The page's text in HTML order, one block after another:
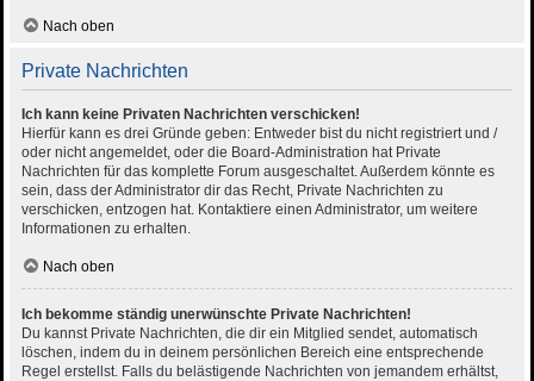
Nach oben
Private Nachrichten
Ich kann keine Privaten Nachrichten verschicken!
Hierfür kann es drei Gründe geben: Entweder bist du nicht registriert und /
oder nicht angemeldet, oder die Board-Administration hat Private
Nachrichten für das komplette Forum ausgeschaltet. Außerdem könnte es
sein, dass der Administrator dir das Recht, Private Nachrichten zu
verschicken, entzogen hat. Kontaktiere einen Administrator, um weitere
Informationen zu erhalten.
Nach oben
Ich bekomme ständig unerwünschte Private Nachrichten!
Du kannst Private Nachrichten, die dir ein Mitglied sendet, automatisch
löschen, indem du in deinem persönlichen Bereich eine entsprechende
Regel erstellst. Falls du belästigende Nachrichten von jemandem erhältst,